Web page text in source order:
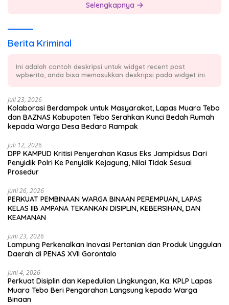
Selengkapnya
Berita Kriminal
Ini adalah contoh deskripsi untuk widget recent post
wpberita, anda bisa memasukkan deskripsi pada widget ini.
Juli 23, 2026
Kolaborasi Berdampak untuk Masyarakat, Lapas Muara Tebo
dan BAZNAS Kabupaten Tebo Serahkan Kunci Bedah Rumah
kepada Warga Desa Bedaro Rampak
Juli 12, 2026
DPP KAMPUD Kritisi Penyerahan Kasus Eks Jampidsus Dari
Penyidik Polri Ke Penyidik Kejagung, Nilai Tidak Sesuai
Prosedur
Juni 26, 2026
PERKUAT PEMBINAAN WARGA BINAAN PEREMPUAN, LAPAS
KELAS IIB AMPANA TEKANKAN DISIPLIN, KEBERSIHAN, DAN
KEAMANAN
Juni 23, 2026
Lampung Perkenalkan Inovasi Pertanian dan Produk Unggulan
Daerah di PENAS XVII Gorontalo
Juni 4, 2026
Perkuat Disiplin dan Kepedulian Lingkungan, Ka. KPLP Lapas
Muara Tebo Beri Pengarahan Langsung kepada Warga
Binaan